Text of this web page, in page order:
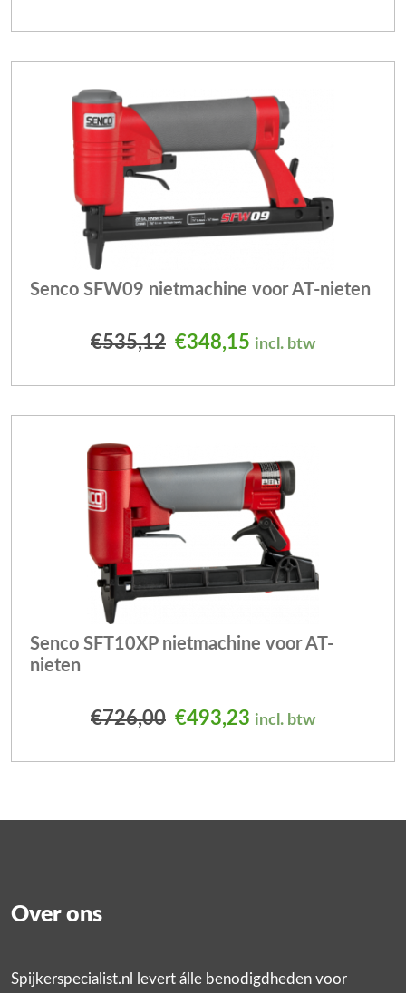
Senco SFW09 nietmachine voor AT-nieten
€535,12 Oorspronkelijke prijs
€348,15 Huidige prijs is:
incl. btw
Senco SFT10XP nietmachine voor AT-
nieten
€726,00 Oorspronkelijke prijs
€493,23 Huidige prijs is:
incl. btw
Over ons
Spijkerspecialist.nl levert álle benodigdheden voor